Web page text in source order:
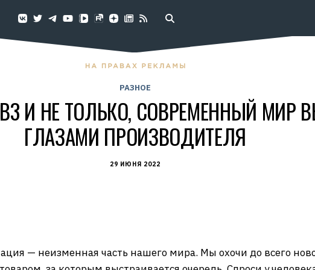
РАЗНОЕ
И НЕ ТОЛЬКО, СОВРЕМЕННЫЙ МИР
ГЛАЗАМИ ПРОИЗВОДИТЕЛЯ
29 ИЮНЯ 2022
— неизменная часть нашего мира. Мы охочи до всего